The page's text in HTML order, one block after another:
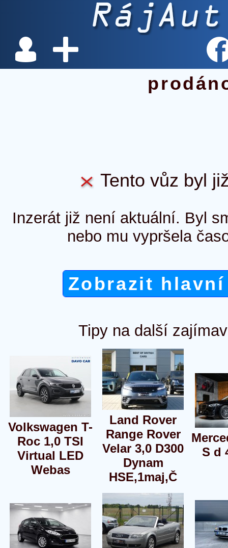
Tento vůz byl
Inzerát již není aktuální. Byl
nebo mu vypršela
Zobrazit
Tipy na další
Volkswagen T-
Roc 1,0 TSI
Virtual LED
Webas
Land Rover
Range Rover
Velar 3,0 D300
Dynam
HSE,1maj,Č
S d